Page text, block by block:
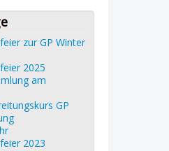
zur GP Winter
2025
am
GP
2023